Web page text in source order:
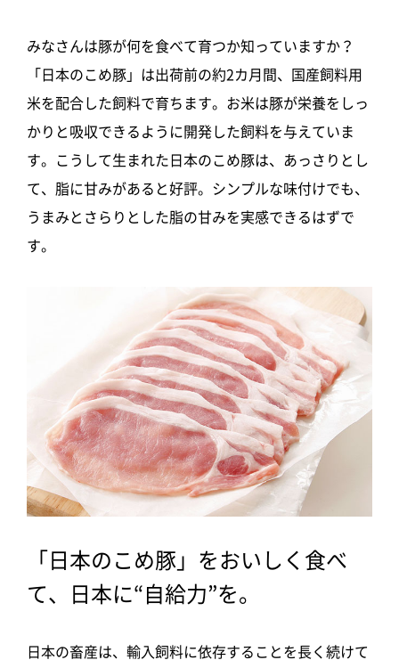
みなさんは豚が何を食べて育つか知っていますか？
「日本のこめ豚」は出荷前の約2カ月間、国産飼料用
米を配合した飼料で育ちます。お米は豚が栄養をしっ
かりと吸収できるように開発した飼料を与えていま
す。こうして生まれた日本のこめ豚は、あっさりとし
て、脂に甘みがあると好評。シンプルな味付けでも、
うまみとさらりとした脂の甘みを実感できるはずで
す。
「日本のこめ豚」をおいしく食べ
て、日本に“自給力”を。
日本の畜産は、輸入飼料に依存することを長く続けて